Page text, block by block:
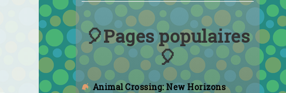
🎈Pages populaires
🎈
Animal Crossing: New Horizons